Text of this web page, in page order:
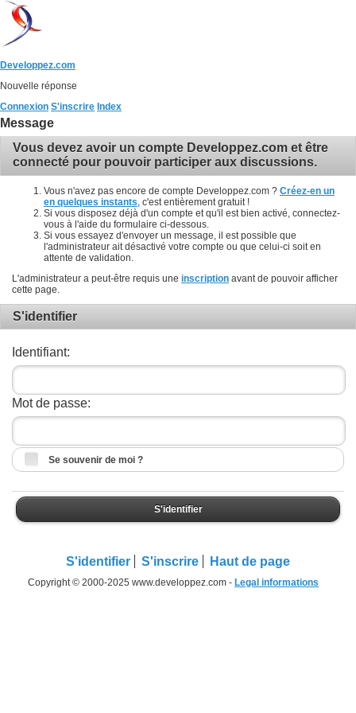
Developpez.com
Nouvelle réponse
Connexion S'inscrire Index
Message
Vous devez avoir un compte Developpez.com et être
connecté pour pouvoir participer aux discussions.
Vous n'avez pas encore de compte Developpez.com ? Créez-en un
en quelques instants , c'est entièrement gratuit !
Si vous disposez déjà d'un compte et qu'il est bien activé, connectez-
vous à l'aide du formulaire ci-dessous.
Si vous essayez d'envoyer un message, il est possible que
l'administrateur ait désactivé votre compte ou que celui-ci soit en
attente de validation.
L'administrateur a peut-être requis une inscription avant de pouvoir afficher
cette page.
S'identifier
Identifiant:
Mot de passe:
Se souvenir de moi ?
S'identifier
S'identifier S'inscrire Haut de page
Copyright © 2000-2025 www.developpez.com - Legal informations